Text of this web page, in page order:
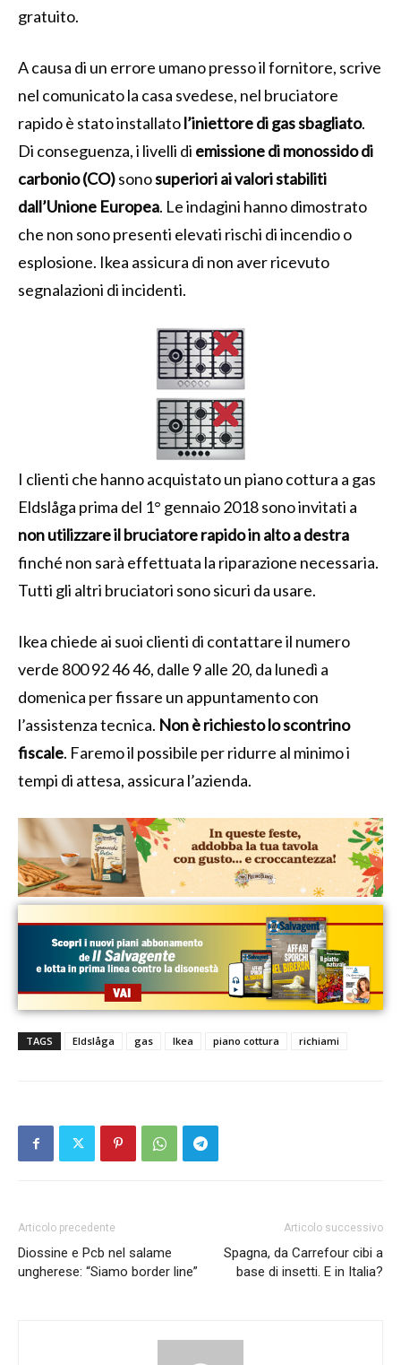
gratuito.
A causa di un errore umano presso il fornitore, scrive
nel comunicato la casa svedese, nel bruciatore
rapido è stato installatol’iniettore di gas sbagliato.
Di conseguenza, i livelli di emissione di monossido di
carbonio (CO)sonosuperiori ai valori stabiliti
dall’Unione Europea. Le indagini hanno dimostrato
che non sono presenti elevati rischi di incendio o
esplosione. Ikea assicura di non aver ricevuto
segnalazioni di incidenti.
I clienti che hanno acquistato un piano cottura a gas
Eldslåga prima del 1° gennaio 2018 sono invitati a
non utilizzare il bruciatore rapido in alto a destra
finché non sarà effettuata la riparazione necessaria.
Tutti gli altri bruciatori sono sicuri da usare.
Ikea chiede ai suoi clienti di contattare il numero
verde 800 92 46 46, dalle 9 alle 20, da lunedì a
domenica per fissare un appuntamento con
l’assistenza tecnica. Non è richiesto lo scontrino
fiscale. Faremo il possibile per ridurre al minimo i
tempi di attesa, assicura l’azienda.
TAGS Eldslåga gas Ikea piano cottura richiami
Articolo precedente
Diossine e Pcb nel salame
ungherese: “Siamo border line”
Articolo successivo
Spagna, da Carrefour cibi a
base di insetti. E in Italia?